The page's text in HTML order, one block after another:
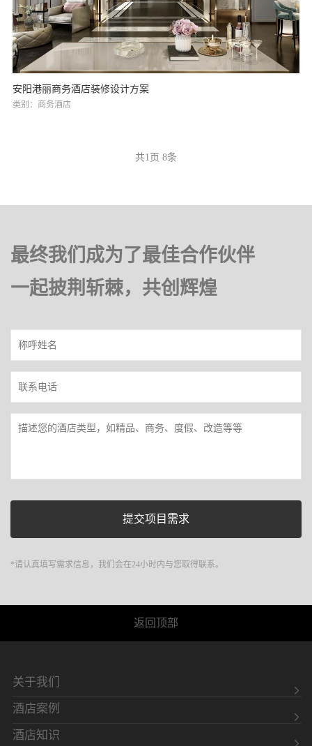
安阳港丽商务酒店装修设计方案
类别：商务酒店
共1 页 8条
最终我们成为了最佳合作伙伴
一起披荆斩棘，共创辉煌
*请认真填写需求信息，我们会在24小时内与您取得联系。
返回顶部
关于我们
酒店案例
酒店知识